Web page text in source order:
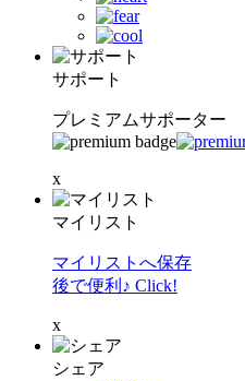
サポート
プレミアムサポーター
x
マイリスト
マイリストへ保存
後で便利♪ Click!
x
シェア